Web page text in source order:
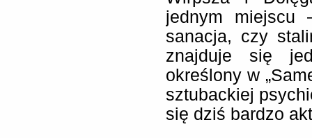
jednym miejscu
sanacja, czy
znajduje się
określony w
sztubackiej
się dziś bardzo